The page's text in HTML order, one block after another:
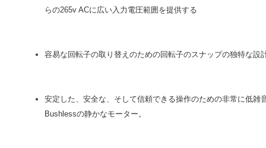
らの265v ACに広い入力電圧範囲を提供する
容易な回転子の取り替えのための回転子のスナップの独特な設
安定した、安全な、そして信頼できる操作のための非常に低雑
Bushlessの静かなモーター。